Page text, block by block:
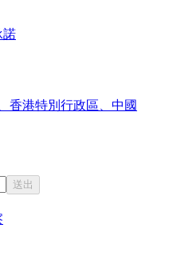
諾
香港特別行政區、中國
送出